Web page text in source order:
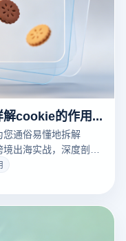
浏览器cookie是什么意思？详解cookie的作用与多店防关联隔离深度闭环
通俗易懂地拆解
出海实战，深度剖析
登指纹浏览器实现
联封号风险！